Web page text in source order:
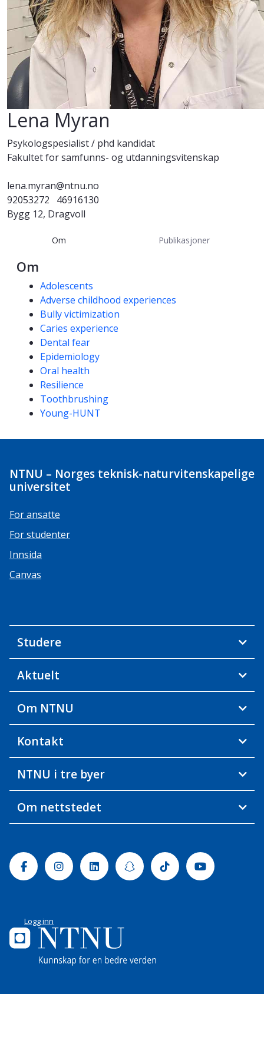
Lena Myran
Psykologspesialist / phd kandidat
Fakultet for samfunns- og utdanningsvitenskap
lena.myran@ntnu.no
92053272
46916130
Bygg 12, Dragvoll
Om Publikasjoner
Om
Kompetanseord
Adolescents
Adverse childhood experiences
Bully victimization
Caries experience
Dental fear
Epidemiology
Oral health
Resilience
Toothbrushing
Young-HUNT
NTNU – Norges teknisk-naturvitenskapelige
universitet
For ansatte
For studenter
Innsida
Canvas
Studere
Aktuelt
Om NTNU
Kontakt
NTNU i tre byer
Om nettstedet
FacebookInstagramLinkedinSnapchatTiktok Youtube
Logg inn